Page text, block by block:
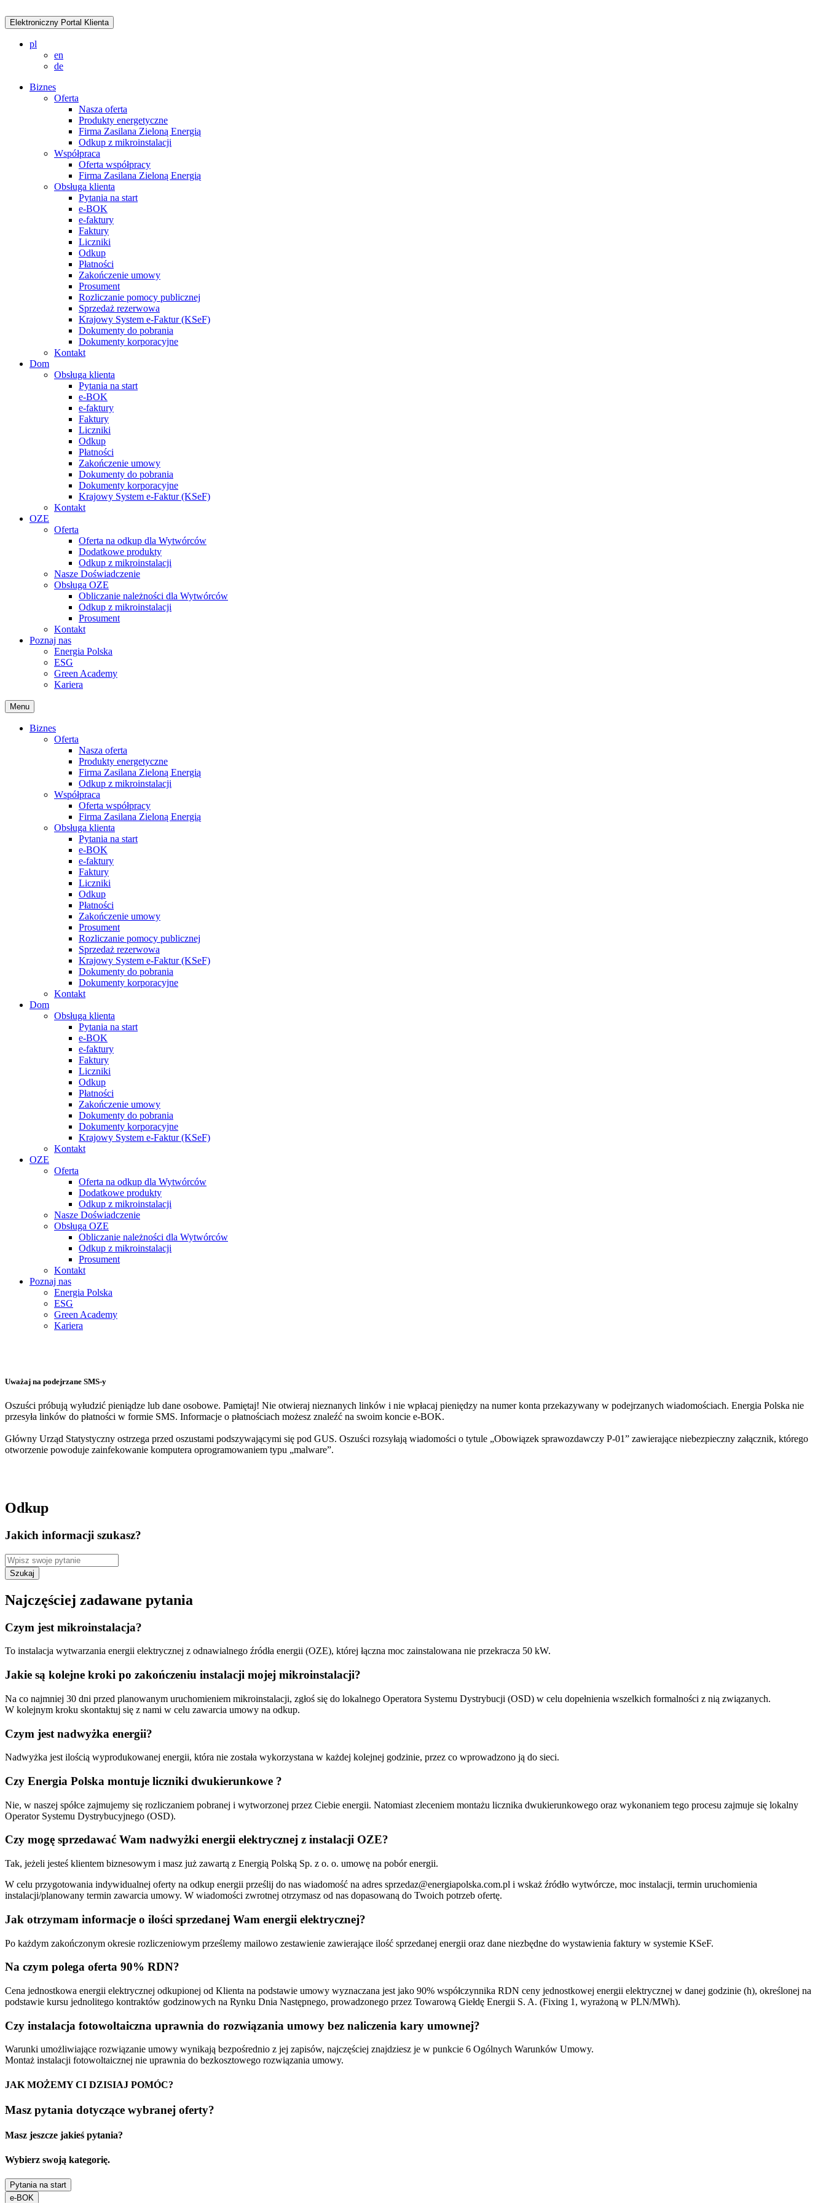
Elektroniczny Portal Klienta
pl
en
de
Biznes
Oferta
Nasza oferta
Produkty energetyczne
Firma Zasilana Zieloną Energią
Odkup z mikroinstalacji
Współpraca
Oferta współpracy
Firma Zasilana Zieloną Energią
Obsługa klienta
Pytania na start
e-BOK
e-faktury
Faktury
Liczniki
Odkup
Płatności
Zakończenie umowy
Prosument
Rozliczanie pomocy publicznej
Sprzedaż rezerwowa
Krajowy System e-Faktur (KSeF)
Dokumenty do pobrania
Dokumenty korporacyjne
Kontakt
Dom
Obsługa klienta
Pytania na start
e-BOK
e-faktury
Faktury
Liczniki
Odkup
Płatności
Zakończenie umowy
Dokumenty do pobrania
Dokumenty korporacyjne
Krajowy System e-Faktur (KSeF)
Kontakt
OZE
Oferta
Oferta na odkup dla Wytwórców
Dodatkowe produkty
Odkup z mikroinstalacji
Nasze Doświadczenie
Obsługa OZE
Obliczanie należności dla Wytwórców
Odkup z mikroinstalacji
Prosument
Kontakt
Poznaj nas
Energia Polska
ESG
Green Academy
Kariera
Menu
Biznes
Oferta
Nasza oferta
Produkty energetyczne
Firma Zasilana Zieloną Energią
Odkup z mikroinstalacji
Współpraca
Oferta współpracy
Firma Zasilana Zieloną Energią
Obsługa klienta
Pytania na start
e-BOK
e-faktury
Faktury
Liczniki
Odkup
Płatności
Zakończenie umowy
Prosument
Rozliczanie pomocy publicznej
Sprzedaż rezerwowa
Krajowy System e-Faktur (KSeF)
Dokumenty do pobrania
Dokumenty korporacyjne
Kontakt
Dom
Obsługa klienta
Pytania na start
e-BOK
e-faktury
Faktury
Liczniki
Odkup
Płatności
Zakończenie umowy
Dokumenty do pobrania
Dokumenty korporacyjne
Krajowy System e-Faktur (KSeF)
Kontakt
OZE
Oferta
Oferta na odkup dla Wytwórców
Dodatkowe produkty
Odkup z mikroinstalacji
Nasze Doświadczenie
Obsługa OZE
Obliczanie należności dla Wytwórców
Odkup z mikroinstalacji
Prosument
Kontakt
Poznaj nas
Energia Polska
ESG
Green Academy
Kariera
Uważaj na podejrzane SMS-y
Oszuści próbują wyłudzić pieniądze lub dane osobowe. Pamiętaj! Nie otwieraj nieznanych linków i nie wpłacaj pieniędzy na numer konta przekazywany w podejrzanych wiadomościach. Energia Polska nie
przesyła linków do płatności w formie SMS. Informacje o płatnościach możesz znaleźć na swoim koncie e-BOK.
Główny Urząd Statystyczny ostrzega przed oszustami podszywającymi się pod GUS. Oszuści rozsyłają wiadomości o tytule „Obowiązek sprawozdawczy P-01” zawierające niebezpieczny załącznik, którego
otworzenie powoduje zainfekowanie komputera oprogramowaniem typu „malware”.
Odkup
Jakich informacji szukasz?
Szukaj
Najczęściej zadawane pytania
Czym jest mikroinstalacja?
To instalacja wytwarzania energii elektrycznej z odnawialnego źródła energii (OZE), której łączna moc zainstalowana nie przekracza 50 kW.
Jakie są kolejne kroki po zakończeniu instalacji mojej mikroinstalacji?
Na co najmniej 30 dni przed planowanym uruchomieniem mikroinstalacji, zgłoś się do lokalnego Operatora Systemu Dystrybucji (OSD) w celu dopełnienia wszelkich formalności z nią związanych.
W kolejnym kroku skontaktuj się z nami w celu zawarcia umowy na odkup.
Czym jest nadwyżka energii?
Nadwyżka jest ilością wyprodukowanej energii, która nie została wykorzystana w każdej kolejnej godzinie, przez co wprowadzono ją do sieci.
Czy Energia Polska montuje liczniki dwukierunkowe ?
Nie, w naszej spółce zajmujemy się rozliczaniem pobranej i wytworzonej przez Ciebie energii. Natomiast zleceniem montażu licznika dwukierunkowego oraz wykonaniem tego procesu zajmuje się lokalny
Operator Systemu Dystrybucyjnego (OSD).
Czy mogę sprzedawać Wam nadwyżki energii elektrycznej z instalacji OZE?
Tak, jeżeli jesteś klientem biznesowym i masz już zawartą z Energią Polską Sp. z o. o. umowę na pobór energii.
W celu przygotowania indywidualnej oferty na odkup energii prześlij do nas wiadomość na adres sprzedaz@energiapolska.com.pl i wskaż źródło wytwórcze, moc instalacji, termin uruchomienia
instalacji/planowany termin zawarcia umowy. W wiadomości zwrotnej otrzymasz od nas dopasowaną do Twoich potrzeb ofertę.
Jak otrzymam informacje o ilości sprzedanej Wam energii elektrycznej?
Po każdym zakończonym okresie rozliczeniowym prześlemy mailowo zestawienie zawierające ilość sprzedanej energii oraz dane niezbędne do wystawienia faktury w systemie KSeF.
Na czym polega oferta 90% RDN?
Cena jednostkowa energii elektrycznej odkupionej od Klienta na podstawie umowy wyznaczana jest jako 90% współczynnika RDN ceny jednostkowej energii elektrycznej w danej godzinie (h), określonej na
podstawie kursu jednolitego kontraktów godzinowych na Rynku Dnia Następnego, prowadzonego przez Towarową Giełdę Energii S. A. (Fixing 1, wyrażoną w PLN/MWh).
Czy instalacja fotowoltaiczna uprawnia do rozwiązania umowy bez naliczenia kary umownej?
Warunki umożliwiające rozwiązanie umowy wynikają bezpośrednio z jej zapisów, najczęściej znajdziesz je w punkcie 6 Ogólnych Warunków Umowy.
Montaż instalacji fotowoltaicznej nie uprawnia do bezkosztowego rozwiązania umowy.
JAK MOŻEMY CI DZISIAJ POMÓC?
Masz pytania dotyczące wybranej oferty?
Masz jeszcze jakieś pytania?
Wybierz swoją kategorię.
Pytania na start
e-BOK